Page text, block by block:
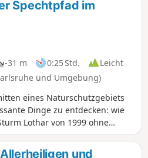
Spechtpfad im
-31 m 0:25 Std.
Leicht
und Umgebung)
eines Naturschutzgebiets
Dinge zu entdecken: wie
Lothar von 1999 ohne
erholt und wie Spechte mit
mehrere Varianten der
und